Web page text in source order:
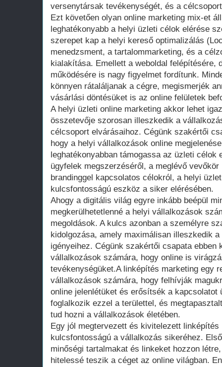
versenytársak tevékenységét, és a
Ezt követően olyan online marketing mix-et
leghatékonyabb a helyi üzleti célok elérése
szerepet kap a helyi kereső optimalizálás
menedzsment, a tartalommarketing, és a
kialakítása. Emellett a weboldal felépítésére,
működésére is nagy figyelmet fordítunk.
könnyen rátaláljanak a cégre, megismerjék
vásárlási döntésüket is az online felületek
A helyi üzleti online marketing akkor lehet
összetevője szorosan illeszkedik a
célcsoport elvárásaihoz. Cégünk szakértői
hogy a helyi vállalkozások online
leghatékonyabban támogassa az üzleti célok
ügyfelek megszerzéséről, a meglévő
brandinggel kapcsolatos célokról, a helyi
kulcsfontosságú eszköz a siker elérésében.
Ahogy a digitális világ egyre inkább beépül
megkerülhetetlenné a helyi vállalkozások
megoldások. A kulcs azonban a személyre
kidolgozása, amely maximálisan illeszkedik
igényeihez. Cégünk szakértői csapata
vállalkozások számára, hogy online is
tevékenységüket.A linképítés marketing egy
vállalkozások számára, hogy felhívják
online jelenlétüket és erősítsék a kapcsolatot
foglalkozik ezzel a területtel, és
tud hozni a vállalkozások életében.
Egy jól megtervezett és kivitelezett linképítés
kulcsfontosságú a vállalkozás sikeréhez.
minőségi tartalmakat és linkeket hozzon
hitelessé teszik a céget az online világban.